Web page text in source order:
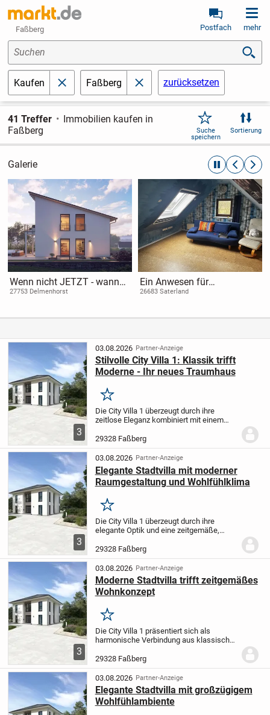
Faßberg Postfach mehr
Suchen
Kaufen schließenFaßberg schließenzurücksetzen
41 Treffer
Immobilien kaufen in
Faßberg
Suche
speichern
Sortierung
Galerie automatische
Wenn nicht JETZT - wann
dann?
27753 Delmenhorst
Ein Anwesen für
Generationen, Ideen und
26683 Saterland
3
03.08.2026 Partner-Anzeige
Stilvolle City Villa 1: Klassik trifft
Moderne - Ihr neues Traumhaus
Merken
Die City Villa 1 überzeugt durch ihre
zeitlose Eleganz kombiniert mit einem
lichtdurchfluteten Wohn- und Essbereich
genießen Sie entspannte Familienabende
oder...
29328 Faßberg
3
03.08.2026 Partner-Anzeige
Elegante Stadtvilla mit moderner
Raumgestaltung und Wohlfühlklima
Merken
Die City Villa 1 überzeugt durch ihre
elegante Optik und eine zeitgemäße,
und lichtdurchflutete Wohn- und
Essbereich bildet den perfekten
Mittelpunkt für...
29328 Faßberg
3
03.08.2026 Partner-Anzeige
Moderne Stadtvilla trifft zeitgemäßes
Wohnkonzept
Merken
Die City Villa 1 präsentiert sich als
harmonische Verbindung aus klassischer
Im weitläufigen Wohn- und Essbereich
haben Sie ausreichend Platz für
entspannte Abende...
29328 Faßberg
03.08.2026 Partner-Anzeige
Elegante Stadtvilla mit großzügigem
Wohlfühlambiente